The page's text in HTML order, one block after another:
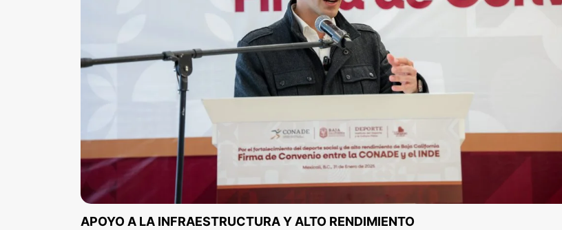
APOYO A LA INFRAESTRUCTURA Y ALTO RENDIMIENTO